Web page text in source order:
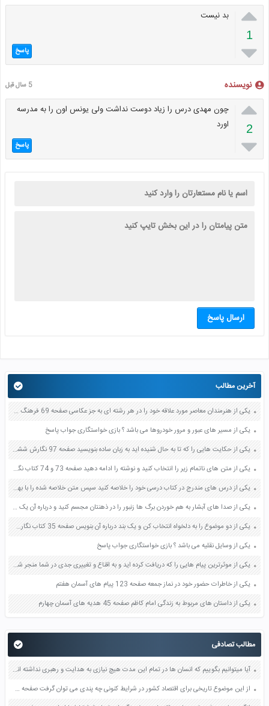

1

بد نیست
پاسخ
نویسنده 5 سال قبل

2

چون مهدی درس را زیاد دوست نداشت ولی یونس اون را به مدرسه
اورد
پاسخ
ارسال پاسخ
آخرین مطالب
یکی از هنرمندان معاصر مورد علاقه خود را در هر رشته ای به جز عکاسی صفحه 69 فرهنگ و هنر نهم
یکی از مسیر های عبور و مرور خودروها می باشد ؟ بازی خواستگاری جواب پاسخ
یکی از حکایت هایی را که تا به حال شنیده اید به زبان ساده بنویسید صفحه 97 نگارش ششم دبستان
یکی از متن های ناتمام زیر را انتخاب کنید و نوشته را ادامه دهید صفحه 73 و 74 کتاب نگارش فارسی پنجم دبستان
یکی از درس های مندرج در کتاب درسی خود را خلاصه کنید سپس متن خلاصه شده را با بهره گیری از روش های دسته بندی نمودار جدول نقشه مفهومی نشان دهید صفحه 118 نگارش یازدهم
یکی از صدا های آبشار به هم خوردن برگ ها زنبور را در ذهنتان مجسم کنید و درباره آن یک بند بنویسید صفحه 11 نگارش پنجم
یکی از دو موضوع را به دلخواه انتخاب کن و یک بند درباره آن بنویس صفحه 35 کتاب نگارش فارسی سوم
یکی از وسایل نقلیه می باشد ؟ بازی خواستگاری جواب پاسخ
یکی از موثرترین پیام هایی را که دریافت کرده اید و به اقناع و تغییری جدی در شما منجر شده است برسی کنید و علت این تاثیر گذاری قابل توجه را بنویسید صفحه 52 تفکر و سواد رسانه ای دهم
یکی از خاطرات حضور خود در نماز جمعه صفحه 123 پیام های آسمان هفتم
یکی از داستان های مربوط به زندگی امام کاظم صفحه 45 هدیه های آسمان چهارم
مطالب تصادفی
آیا میتوانیم بگوییم که انسان ها در تمام این مدت هیچ نیازی به هدایت و رهبری نداشته اند تکلیف مردم در این زمان که دوران غیبت نامیده می شود چیست صفحه 56 پیام های آسمان نهم
از این موضوع تاریخی برای اقتصاد کشور در شرایط کنونی چه پندی می توان گرفت صفحه 84 مطالعات اجتماعی نهم